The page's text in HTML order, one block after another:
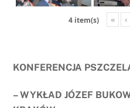
4 item(s) « ‹
KONFERENCJA
– WYKŁAD JÓZEF